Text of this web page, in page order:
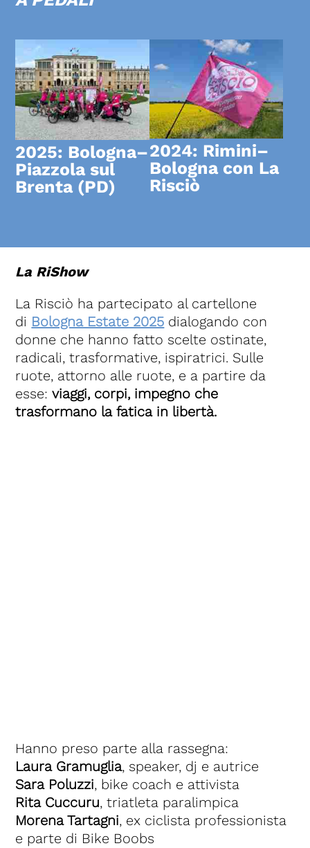
2025: Bologna–
Piazzola sul
Brenta (PD)
2024: Rimini–
Bologna con La
Risciò
La RiShow
La Risciò ha partecipato al cartellone
di Bologna Estate 2025 dialogando con
donne che hanno fatto scelte ostinate,
radicali, trasformative, ispiratrici. Sulle
ruote, attorno alle ruote, e a partire da
esse:viaggi, corpi, impegno che
trasformano la fatica in libertà.
Hanno preso parte alla rassegna:
Laura Gramuglia, speaker, dj e autrice
Sara Poluzzi, bike coach e attivista
Rita Cuccuru, triatleta paralimpica
Morena Tartagni, ex ciclista professionista
e parte di Bike Boobs